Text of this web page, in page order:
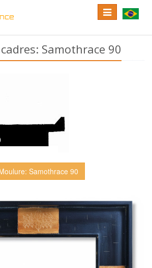
Toggle
language
Toggle
navigation
Samothrace 90
Samothrace 90